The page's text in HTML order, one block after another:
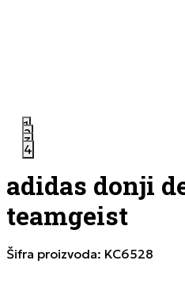
1
2
3
4
adidas donji
teamgeist
Šifra proizvoda: KC6528